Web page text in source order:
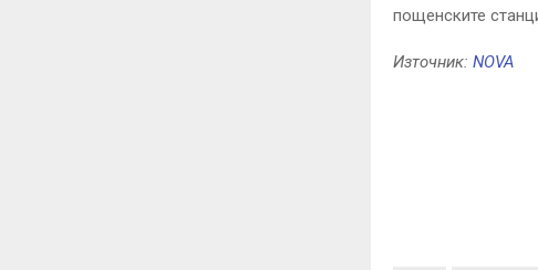
пощенските
Източник: NOVA